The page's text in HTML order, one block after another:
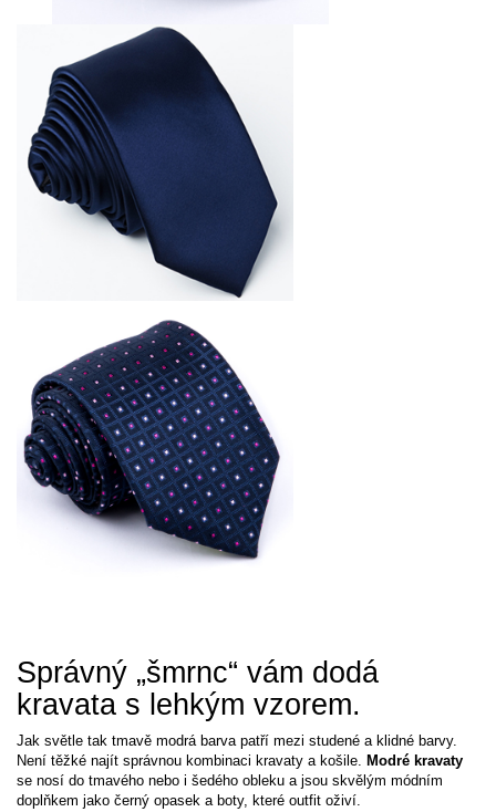
Správný „šmrnc“ vám dodá
kravata s lehkým vzorem.
Jak světle tak tmavě modrá barva patří mezi studené a klidné barvy.
Není těžké najít správnou kombinaci kravaty a košile. Modré kravaty
se nosí do tmavého nebo i šedého obleku a jsou skvělým módním
doplňkem jako černý opasek a boty, které outfit oživí.